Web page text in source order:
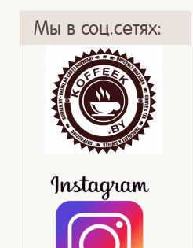
Наше путешествие
Мы в соц.сетях: